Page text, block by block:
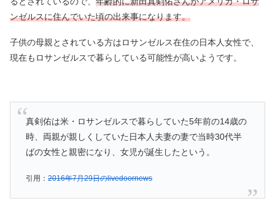
ンゼルスに住んでいた頃の出来事になります。
子供の母親とされている方はロサンゼルス在住の日本人女性で、
現在もロサンゼルスで暮らしている可能性が高いようです。
真剣佑は米・ロサンゼルスで暮らしていた5年前の14歳の
時、両親が親しくしていた日本人夫妻の妻で当時30代半
ばの女性と親密になり、女児が誕生したという。
引用：2016年7月29日のlivedoornews